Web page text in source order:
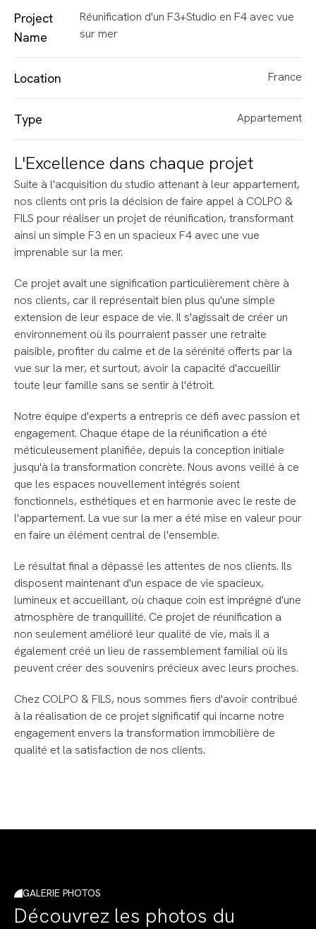
Project
Name
Réunification d'un F3+Studio en F4 avec vue
sur mer
Location France
Type Appartement
L'Excellence dans chaque projet
Suite à l'acquisition du studio attenant à leur appartement,
nos clients ont pris la décision de faire appel à COLPO &
FILS pour réaliser un projet de réunification, transformant
ainsi un simple F3 en un spacieux F4 avec une vue
imprenable sur la mer.
Ce projet avait une signification particulièrement chère à
nos clients, car il représentait bien plus qu'une simple
extension de leur espace de vie. Il s'agissait de créer un
environnement où ils pourraient passer une retraite
paisible, profiter du calme et de la sérénité offerts par la
vue sur la mer, et surtout, avoir la capacité d'accueillir
toute leur famille sans se sentir à l'étroit.
Notre équipe d'experts a entrepris ce défi avec passion et
engagement. Chaque étape de la réunification a été
méticuleusement planifiée, depuis la conception initiale
jusqu'à la transformation concrète. Nous avons veillé à ce
que les espaces nouvellement intégrés soient
fonctionnels, esthétiques et en harmonie avec le reste de
l'appartement. La vue sur la mer a été mise en valeur pour
en faire un élément central de l'ensemble.
Le résultat final a dépassé les attentes de nos clients. Ils
disposent maintenant d'un espace de vie spacieux,
lumineux et accueillant, où chaque coin est imprégné d'une
atmosphère de tranquillité. Ce projet de réunification a
non seulement amélioré leur qualité de vie, mais il a
également créé un lieu de rassemblement familial où ils
peuvent créer des souvenirs précieux avec leurs proches.
Chez COLPO & FILS, nous sommes fiers d'avoir contribué
à la réalisation de ce projet significatif qui incarne notre
engagement envers la transformation immobilière de
qualité et la satisfaction de nos clients.
GALERIE PHOTOS
Découvrez les photos du